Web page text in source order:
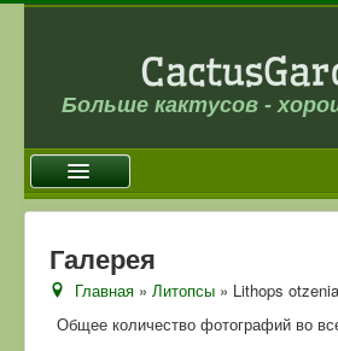
Больше кактусов -
Новости
Галерея
Галерея
Главная »Литопсы » Lithops
Общее количество фотографий во